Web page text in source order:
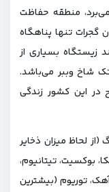
منطقه حفاظت
در استان گجرات تنها پناهگاه
است. هند زیستگاه بسیاری از
تک شاخ وببر می‌باشد.
در این کشور زندگی
لحاظ میزان ذخایر
بوکسیت، تیتانیوم،
توریوم (بیشترین